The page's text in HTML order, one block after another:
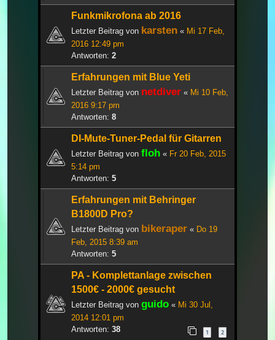
Funkmikrofona ab 2016
Letzter Beitrag von karsten « Mi 17 Feb,
2016 12:49 pm
Antworten: 2
Erfahrungen mit Blue Yeti
Letzter Beitrag von netdiver « Mi 10 Feb,
2016 9:17 pm
Antworten: 8
DI-Mute-Tuner-Pedal für Gitarren
Letzter Beitrag von floh « Fr 20 Feb, 2015
5:14 pm
Antworten: 5
Erfahrungen mit Behringer
B1800D Pro?
Letzter Beitrag von bikeraper « Do 19
Feb, 2015 8:39 am
Antworten: 5
PA - Komplettanlage zwischen
1500€ - 2000€ gesucht
Letzter Beitrag von guido « Mi 30 Jul,
2014 12:01 pm
Antworten: 38 1 2